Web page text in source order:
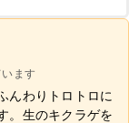
ます
んわりトロトロに
。生のキクラゲを